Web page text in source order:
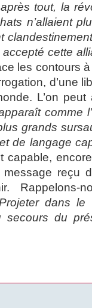
tout, la
n’allaient
cette
les contours
d’une
L’on
comme
grands
de langage
capable,
reçu
Rappelons-
dans le
secours du